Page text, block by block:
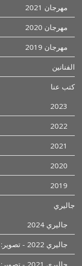
مهرجان 2021
مهرجان 2020
مهرجان 2019
الفنانين
كتب عنا
2023
2022
2021
2020
2019
جاليري
جاليري 2024
جاليري 2022 - تصوير: يوئيل ليفي